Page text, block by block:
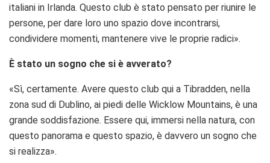
italiani in Irlanda. Questo club è stato pensato per riunire le
persone, per dare loro uno spazio dove incontrarsi,
condividere momenti, mantenere vive le proprie radici».
È stato un sogno che si è avverato?
«Sì, certamente. Avere questo club qui a Tibradden, nella
zona sud di Dublino, ai piedi delle Wicklow Mountains, è una
grande soddisfazione. Essere qui, immersi nella natura, con
questo panorama e questo spazio, è davvero un sogno che
si realizza».